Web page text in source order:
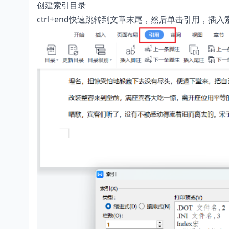
创建索引目录
ctrl+end快速跳转到文章末尾，然后单击引用，插入